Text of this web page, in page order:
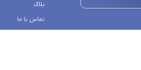
بلاگ
تماس با ما